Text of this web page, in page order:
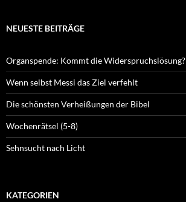
NEUESTE BEITRÄGE
Organspende: Kommt die Widerspruchslösung?
Wenn selbst Messi das Ziel verfehlt
Die schönsten Verheißungen der Bibel
Wochenrätsel (5-8)
Sehnsucht nach Licht
KATEGORIEN